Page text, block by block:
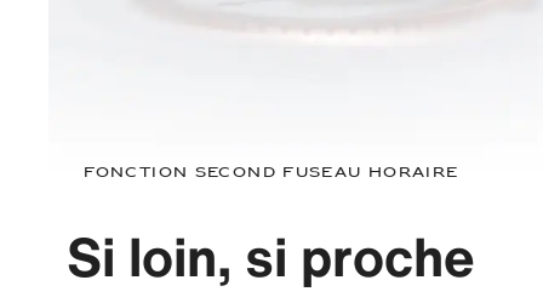
Fonction second fuseau horaire
Si loin, si proche